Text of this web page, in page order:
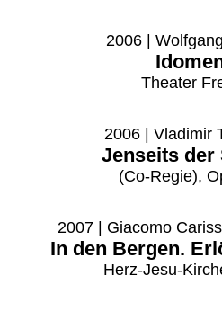
2006 |
Theater
2006 | Vladimir
Jenseits der
(Co-Regie),
2007 | Giacomo
In den Bergen.
Herz-Jesu-